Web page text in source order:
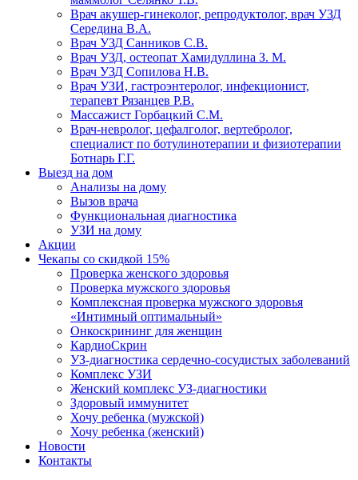
Врач акушер-гинеколог, репродуктолог, врач УЗД
Середина В.А.
Врач УЗД Санников С.В.
Врач УЗД, остеопат Хамидуллина З. М.
Врач УЗД Сопилова Н.В.
Врач УЗИ, гастроэнтеролог, инфекционист,
терапевт Рязанцев Р.В.
Массажист Горбацкий С.М.
Врач-невролог, цефалголог, вертебролог,
специалист по ботулинотерапии и физиотерапии
Ботнарь Г.Г.
Выезд на дом
Анализы на дому
Вызов врача
Функциональная диагностика
УЗИ на дому
Акции
Чекапы со скидкой 15%
Проверка женского здоровья
Проверка мужского здоровья
Комплексная проверка мужского здоровья
«Интимный оптимальный»
Онкоcкрининг для женщин
КардиоСкрин
УЗ-диагностика сердечно-сосудистых заболеваний
Комплекс УЗИ
Женский комплекс УЗ-диагностики
Здоровый иммунитет
Хочу ребенка (мужской)
Хочу ребенка (женский)
Новости
Контакты